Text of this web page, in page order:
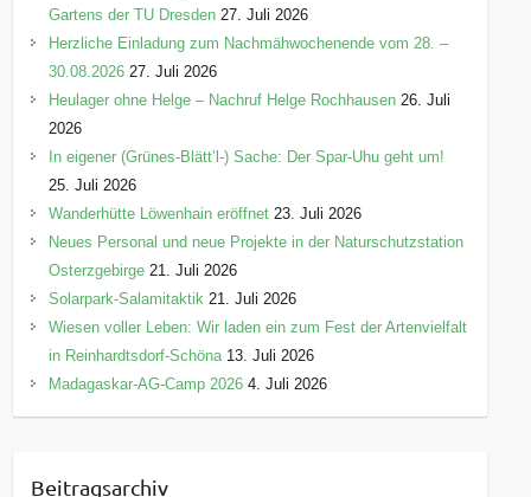
Gartens der TU Dresden 27. Juli 2026
Herzliche Einladung zum Nachmähwochenende vom 28. –
30.08.2026 27. Juli 2026
Heulager ohne Helge – Nachruf Helge Rochhausen 26. Juli
2026
In eigener (Grünes-Blätt’l-) Sache: Der Spar-Uhu geht um!
25. Juli 2026
Wanderhütte Löwenhain eröffnet 23. Juli 2026
Neues Personal und neue Projekte in der Naturschutzstation
Osterzgebirge 21. Juli 2026
Solarpark-Salamitaktik 21. Juli 2026
Wiesen voller Leben: Wir laden ein zum Fest der Artenvielfalt
in Reinhardtsdorf-Schöna 13. Juli 2026
Madagaskar-AG-Camp 2026 4. Juli 2026
Beitragsarchiv